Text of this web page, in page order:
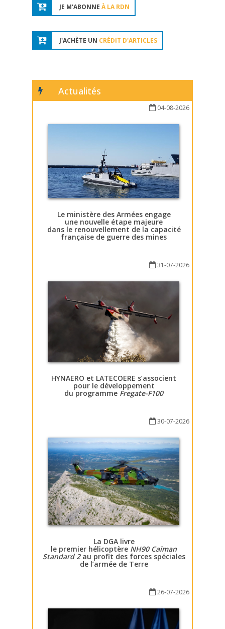
JE M'ABONNE À LA RDN
J'ACHÈTE UN CRÉDIT D'ARTICLES
Actualités
04-08-2026
Le ministère des Armées engage
une nouvelle étape majeure
dans le renouvellement de la capacité
française de guerre des mines
31-07-2026
HYNAERO et LATECOERE s’associent
pour le développement
du programme Fregate-F100
30-07-2026
La DGA livre
le premier hélicoptère NH90 Caïman
Standard 2au profit des forces spéciales
de l’armée de Terre
26-07-2026